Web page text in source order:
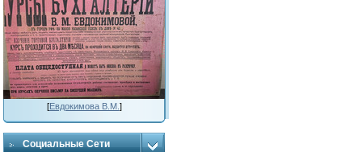
[Евдокимова В.М. ]
Социальные Сети